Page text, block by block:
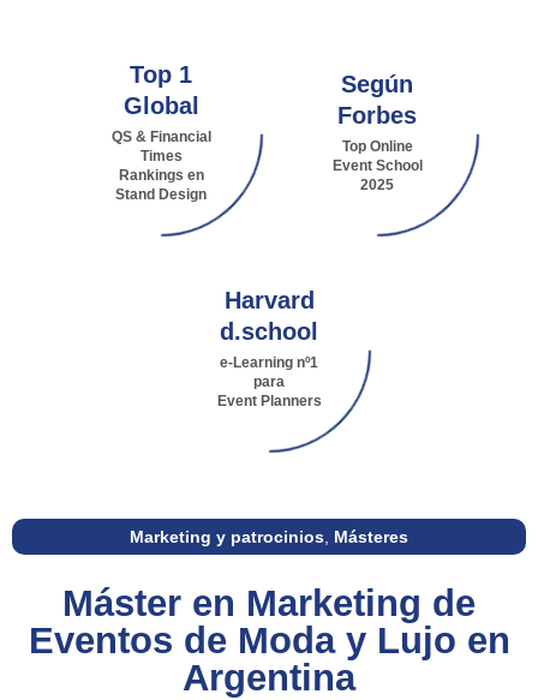
Top 1
Global
QS & Financial
Times
Rankings en
Stand Design
Según
Forbes
Top Online
Event School
2025
Harvard
d.school
e-Learning nº1
para
Event Planners
Marketing y patrocinios Másteres
Máster en Marketing de
Eventos de Moda y Lujo en
Argentina